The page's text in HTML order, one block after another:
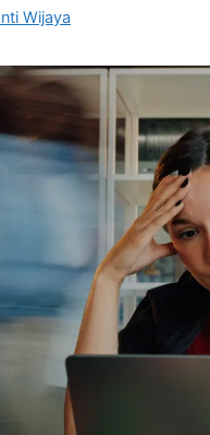
Wijaya